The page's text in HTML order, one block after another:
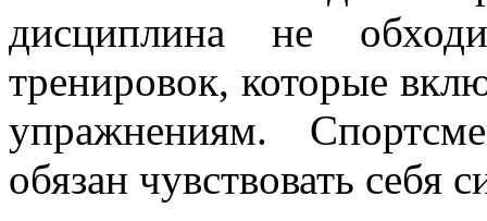
дисциплина не
тренировок, которые
упражнениям.
обязан чувствовать